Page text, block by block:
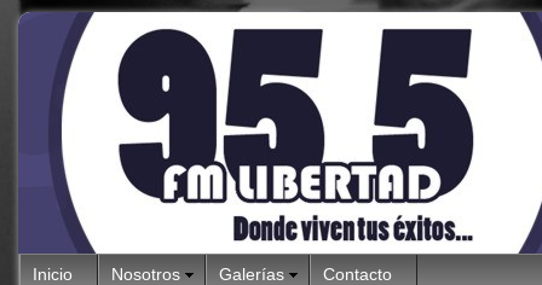
Inicio Nosotros Galerías Contacto